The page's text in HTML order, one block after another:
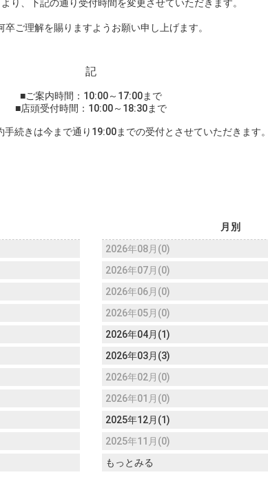
り、下記の通り受付時間を変更させていただきます。
ご理解を賜りますようお願い申し上げます。
記
■ご案内時間：10:00～17:00まで
■店頭受付時間：10:00～18:30まで
続きは今まで通り19:00までの受付とさせていただきます。
月別
2026年08月(0)
2026年07月(0)
2026年06月(0)
2026年05月(0)
2026年04月(1)
2026年03月(3)
2026年02月(0)
2026年01月(0)
2025年12月(1)
2025年11月(0)
もっとみる